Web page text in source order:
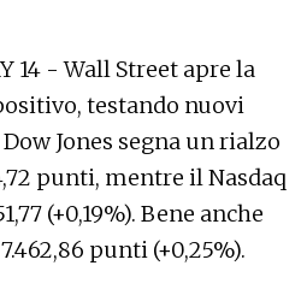
14 - Wall Street apre la
testando nuovi
Jones segna un rialzo
punti, mentre il Nasdaq
(+0,19%). Bene anche
punti (+0,25%).